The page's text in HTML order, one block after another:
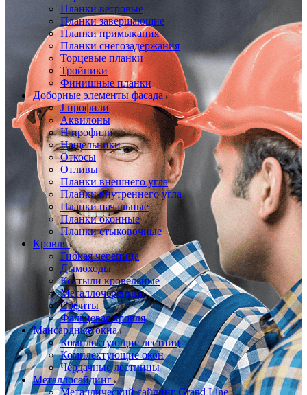
Планки ветровые
Планки завершающие
Планки примыкания
Планки снегозадержания
Торцевые планки
Тройники
Финишные планки
Доборные элементы фасада
J профили
Аквилоны
Н профили
Нащельники
Откосы
Отливы
Планки внешнего угла
Планки внутреннего угла
Планки начальные
Планки оконные
Планки стыковочные
Кровля
Гибкая черепица
Дымоходы
Костыли кровельные
Металлочерепица
Софиты
Фальцевая кровля
Мансардные окна
Комплектующие лестниц
Комплектующие окон
Чердачные лестницы
Металлосайдинг
Металлический сайдинг Grand Line